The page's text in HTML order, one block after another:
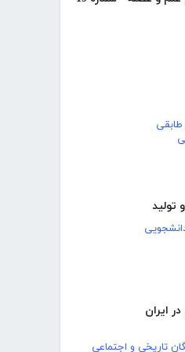
تولید
ایران
تاریخی و اجتماعی